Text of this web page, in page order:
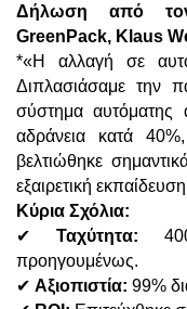
Δήλωση από
GreenPack, Klaus
*«Η αλλαγή σε
Διπλασιάσαμε την
σύστημα αυτόματης
αδράνεια κατά
βελτιώθηκε
εξαιρετική
Κύρια Σχόλια:
✔ Ταχύτητα: 4
προηγουμένως.
✔ Αξιοπιστία: 99%